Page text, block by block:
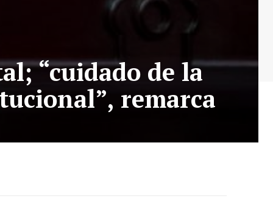
“cuidado de la
remarca